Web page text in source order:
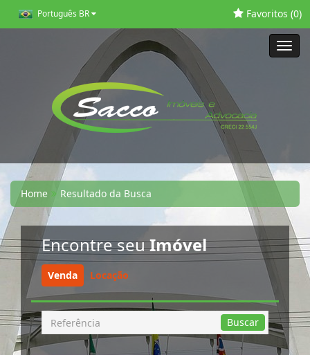
Português BR Favoritos (0)
Home Resultado da Busca
Encontre seuImóvel
Venda Locação
Busca
por
Referência
Buscar